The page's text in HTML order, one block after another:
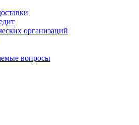
организаций
вопросы